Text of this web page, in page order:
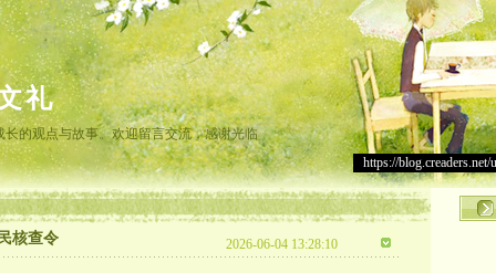
礼
的观点与故事。欢迎留言交流，感谢光临
https://blog.creaders.net/
核查令 2026-06-04 13:28:10